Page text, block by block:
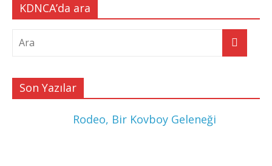
KDNCA’da ara
Son Yazılar
Rodeo, Bir Kovboy Geleneği